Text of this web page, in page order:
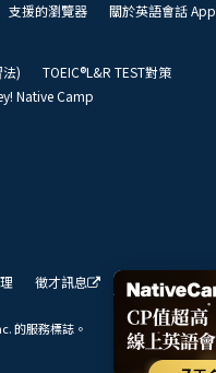
支援的瀏覽器 關於英語會話 App
)
TOEIC®L&R TEST對策
Native Camp
徵才訊息 我們的展望
的服務標誌。